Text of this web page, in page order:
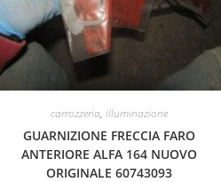
carrozzeria,illuminazione
GUARNIZIONE FRECCIA FARO
ANTERIORE ALFA 164 NUOVO
ORIGINALE 60743093